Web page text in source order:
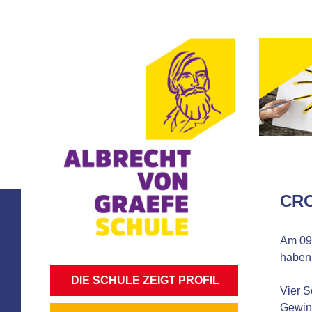
Am
Vier
NAVIGATION
ÜBERSPRINGEN
DIE SCHULE ZEIGT PROFIL